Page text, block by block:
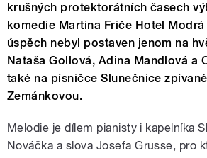
krušných protektorátních časech
komedie Martina Friče Hotel
úspěch nebyl postaven jenom na
Nataša Gollová, Adina Mandlová a
také na písničce Slunečnice
Zemánkovou.
Melodie je dílem pianisty i kapelníka
Nováčka a slova Josefa Grusse, pro